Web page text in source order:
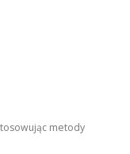
metody